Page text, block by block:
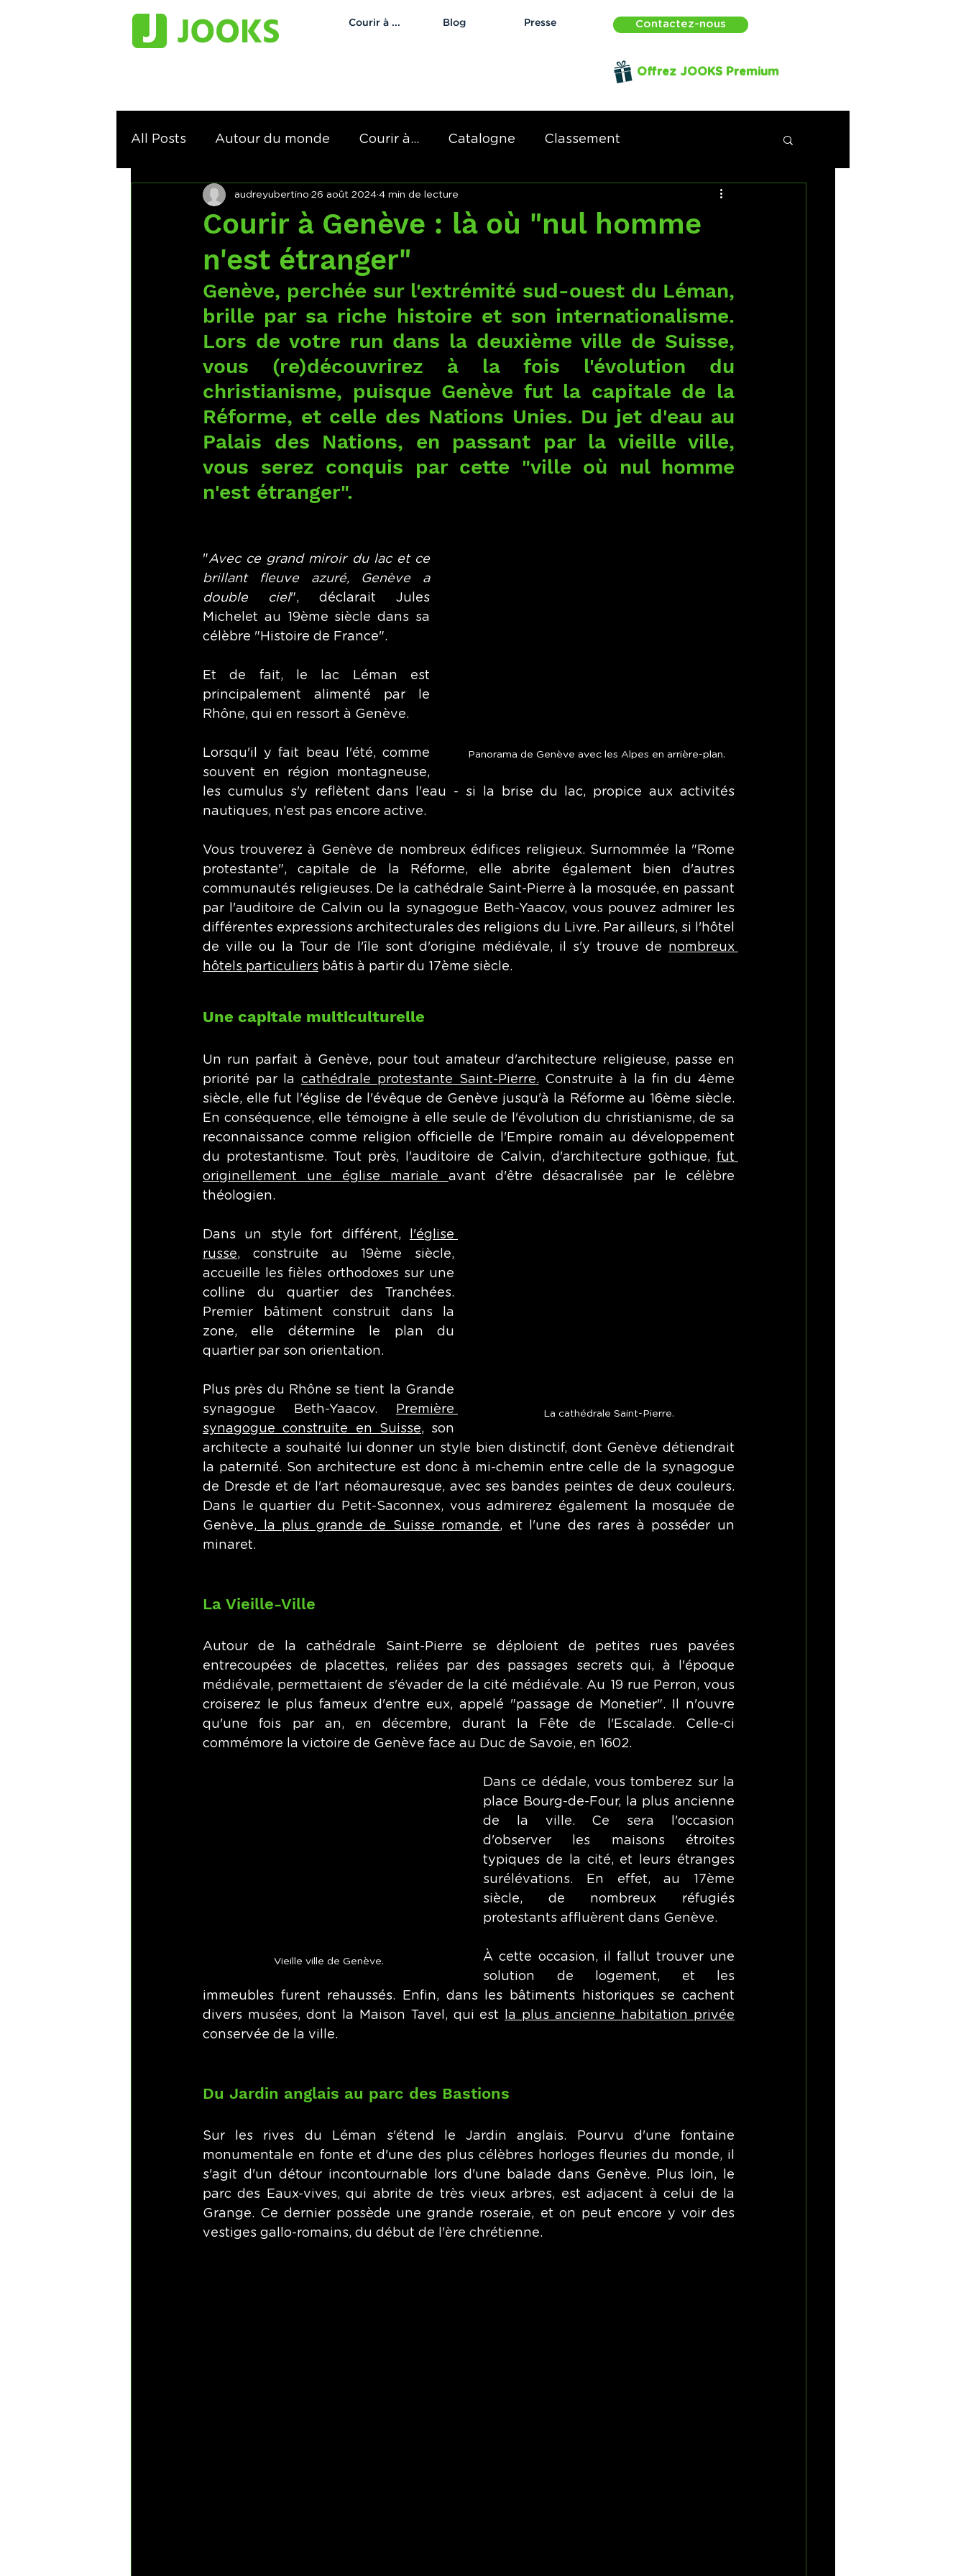
Courir à ... Blog Presse Contactez-nous
Offrez JOOKS Premium
All Posts Autour du monde Courir à... Catalogne Classement
Courir sur les traces de...
Courir à Genève : là où "nul homme
n'est étranger"
audreyubertino 26 août 2024 4 min de lecture
Genève, perchée sur l'extrémité sud-ouest du Léman,
brille par sa riche histoire et son internationalisme.
Lors de votre run dans la deuxième ville de Suisse,
vous (re)découvrirez à la fois l'évolution du
christianisme, puisque Genève fut la capitale de la
Réforme, et celle des Nations Unies. Du jet d'eau au
Palais des Nations, en passant par la vieille ville,
vous serez conquis par cette "ville où nul homme
n'est étranger".
Panorama de Genève avec les Alpes en arrière-plan.
"Avec ce grand miroir du lac et ce
brillant fleuve azuré, Genève a
double ciel", déclarait Jules
Michelet au 19ème siècle dans sa
célèbre "Histoire de France".
Et de fait, le lac Léman est
principalement alimenté par le
Rhône, qui en ressort à Genève.
Lorsqu'il y fait beau l'été, comme
souvent en région montagneuse,
les cumulus s'y reflètent dans l'eau - si la brise du lac, propice aux activités
nautiques, n'est pas encore active.
Vous trouverez à Genève de nombreux édifices religieux. Surnommée la "Rome
protestante", capitale de la Réforme, elle abrite également bien d'autres
communautés religieuses. De la cathédrale Saint-Pierre à la mosquée, en passant
par l'auditoire de Calvin ou la synagogue Beth-Yaacov, vous pouvez admirer les
différentes expressions architecturales des religions du Livre. Par ailleurs, si l'hôtel
de ville ou la Tour de l'île sont d'origine médiévale, il s'y trouve de nombreux
hôtels particuliers bâtis à partir du 17ème siècle.
Une capitale multiculturelle
Un run parfait à Genève, pour tout amateur d'architecture religieuse, passe en
priorité par la cathédrale protestante Saint-Pierre. Construite à la fin du 4ème
siècle, elle fut l'église de l'évêque de Genève jusqu'à la Réforme au 16ème siècle.
En conséquence, elle témoigne à elle seule de l'évolution du christianisme, de sa
reconnaissance comme religion officielle de l'Empire romain au développement
du protestantisme. Tout près, l'auditoire de Calvin, d'architecture gothique, fut
originellement une église mariale avant d'être désacralisée par le célèbre
théologien.
La cathédrale Saint-Pierre.
Dans un style fort différent, l'église
russe, construite au 19ème siècle,
accueille les fièles orthodoxes sur une
colline du quartier des Tranchées.
Premier bâtiment construit dans la
zone, elle détermine le plan du
quartier par son orientation.
Plus près du Rhône se tient la Grande
synagogue Beth-Yaacov. Première
synagogue construite en Suisse, son
architecte a souhaité lui donner un style bien distinctif, dont Genève détiendrait
la paternité. Son architecture est donc à mi-chemin entre celle de la synagogue
de Dresde et de l'art néomauresque, avec ses bandes peintes de deux couleurs.
Dans le quartier du Petit-Saconnex, vous admirerez également la mosquée de
Genève, la plus grande de Suisse romande, et l'une des rares à posséder un
minaret.
La Vieille-Ville
Autour de la cathédrale Saint-Pierre se déploient de petites rues pavées
entrecoupées de placettes, reliées par des passages secrets qui, à l'époque
médiévale, permettaient de s'évader de la cité médiévale. Au 19 rue Perron, vous
croiserez le plus fameux d'entre eux, appelé "passage de Monetier". Il n'ouvre
qu'une fois par an, en décembre, durant la Fête de l'Escalade. Celle-ci
commémore la victoire de Genève face au Duc de Savoie, en 1602.
Vieille ville de Genève.
Dans ce dédale, vous tomberez sur la
place Bourg-de-Four, la plus ancienne
de la ville. Ce sera l'occasion
d'observer les maisons étroites
typiques de la cité, et leurs étranges
surélévations. En effet, au 17ème
siècle, de nombreux réfugiés
protestants affluèrent dans Genève.
À cette occasion, il fallut trouver une
solution de logement, et les
immeubles furent rehaussés. Enfin, dans les bâtiments historiques se cachent
divers musées, dont la Maison Tavel, qui est la plus ancienne habitation privée
conservée de la ville.
Du Jardin anglais au parc des Bastions
Sur les rives du Léman s'étend le Jardin anglais. Pourvu d'une fontaine
monumentale en fonte et d'une des plus célèbres horloges fleuries du monde, il
s'agit d'un détour incontournable lors d'une balade dans Genève. Plus loin, le
parc des Eaux-vives, qui abrite de très vieux arbres, est adjacent à celui de la
Grange. Ce dernier possède une grande roseraie, et on peut encore y voir des
vestiges gallo-romains, du début de l'ère chrétienne.